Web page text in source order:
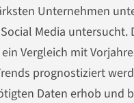
Unternehmen
Social Media
Vergleich mit
prognostiziert
Daten erhob und